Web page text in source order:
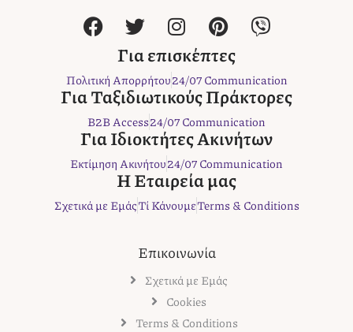
F
a
e
b
o
o
k
T
w
i
t
t
e
r
I
n
s
t
a
g
r
a
m
P
i
n
t
e
r
e
s
t
V
i
e
r
Για επισκέπτες
Πολιτική Απορρήτου24/07 Communication
Για Ταξιδιωτικούς Πράκτορες
B2B Access24/07 Communication
Για Ιδιοκτήτες Ακινήτων
Εκτίμηση Ακινήτου24/07 Communication
Η Εταιρεία μας
Σχετικά με ΕμάςΤί ΚάνουμεTerms & Conditions
Επικοινωνία
Σχετικά με Εμάς
Cookies
Terms & Conditions